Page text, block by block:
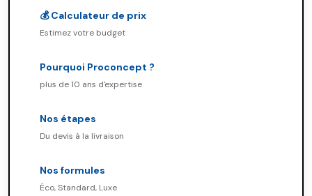
💰 Calculateur de prix
Estimez votre budget
Pourquoi Proconcept ?
plus de 10 ans d'expertise
Nos étapes
Du devis à la livraison
Nos formules
Éco, Standard, Luxe